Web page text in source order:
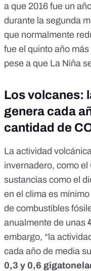
a que 2016 fue un
durante la segunda
que normalmente
fue el quinto año
pese a que La Niña
Los volcanes:
genera cada
cantidad de
La actividad
invernadero, como el
sustancias como el
en el clima es
de combustibles
anualmente de unas
embargo, “la
cada año de media
0,3 y 0,6